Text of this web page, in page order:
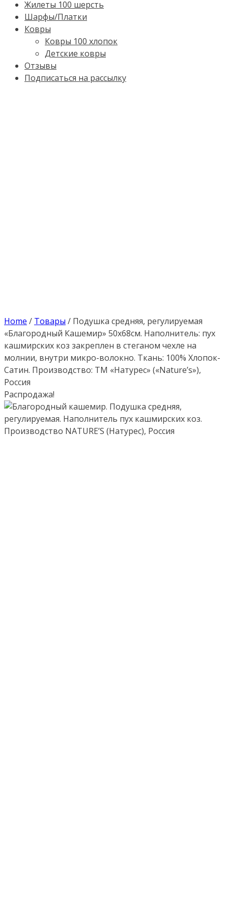
Жилеты 100 шерсть
Шарфы/Платки
Ковры
Ковры 100 хлопок
Детские ковры
Отзывы
Подписаться на рассылку
Home / Товары / Подушка средняя, регулируемая
«Благородный Кашемир» 50х68см. Наполнитель: пух
кашмирских коз закреплен в стеганом чехле на
молнии, внутри микро-волокно. Ткань: 100% Хлопок-
Сатин. Производство: ТМ «Натурес» («Nature’s»),
Россия
Распродажа!